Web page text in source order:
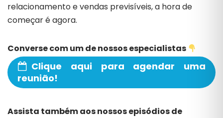
relacionamento e vendas previsíveis, a hora de
começar é agora.
Converse com um de nossos especialistas
Clique aqui para agendar uma
reunião!
Assista também aos nossos episódios de